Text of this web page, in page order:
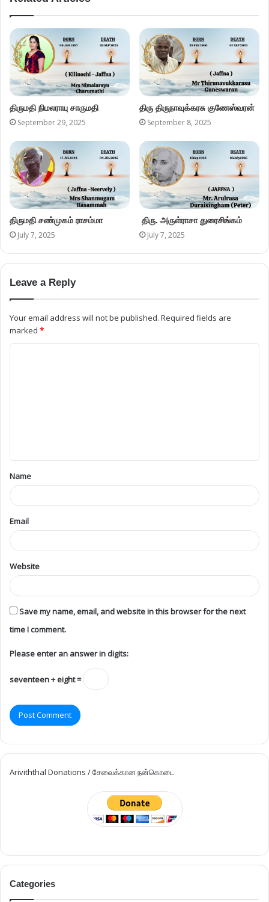
திருமதி நிமலராயு சாருமதி
September 29, 2025
திரு திருநாவுக்கரசு குணேஸ்வரன்
September 8, 2025
திருமதி சண்முகம் ராசம்மா
July 7, 2025
திரு. அருள்ராசா துரைசிங்கம்
July 7, 2025
Leave a Reply
Your email address will not be published. Required fields are
marked *
Name
Email
Website
Save my name, email, and website in this browser for the next
time I comment.
Please enter an answer in digits:
seventeen + eight =
Ariviththal Donations / சேவைக்கான நன்கொடை
Categories